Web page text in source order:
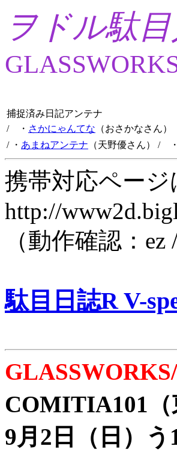
ヲドル駄
捕捉済み日記アンテナ
/ ・ さかにゃんてな （おさかなさん）
/ ・ あまねアンテナ （天野優さん） / ・
携帯対応ページ
http://
（動作確認：
駄目日誌R V-
COMITIA101
9月2日（日）う